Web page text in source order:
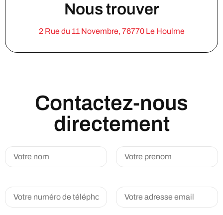
Nous trouver
2 Rue du 11 Novembre, 76770 Le Houlme
Contactez-nous
directement